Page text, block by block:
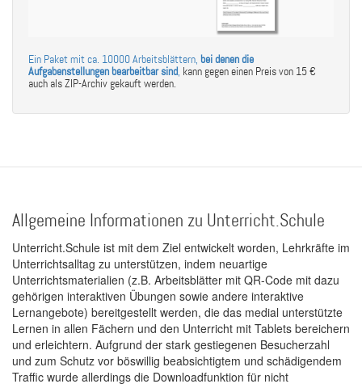
Ein Paket mit ca. 10000 Arbeitsblättern, bei denen die
Aufgabenstellungen bearbeitbar sind, kann gegen einen Preis von 15 €
auch als ZIP-Archiv gekauft werden.
Allgemeine Informationen zu Unterricht.Schule
Unterricht.Schule ist mit dem Ziel entwickelt worden, Lehrkräfte im
Unterrichtsalltag zu unterstützen, indem neuartige
Unterrichtsmaterialien (z.B. Arbeitsblätter mit QR-Code mit dazu
gehörigen interaktiven Übungen sowie andere interaktive
Lernangebote) bereitgestellt werden, die das medial unterstützte
Lernen in allen Fächern und den Unterricht mit Tablets bereichern
und erleichtern. Aufgrund der stark gestiegenen Besucherzahl
und zum Schutz vor böswillig beabsichtigtem und schädigendem
Traffic wurde allerdings die Downloadfunktion für nicht